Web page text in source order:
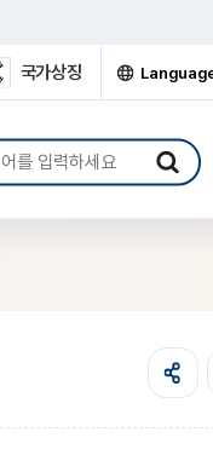
국가상징